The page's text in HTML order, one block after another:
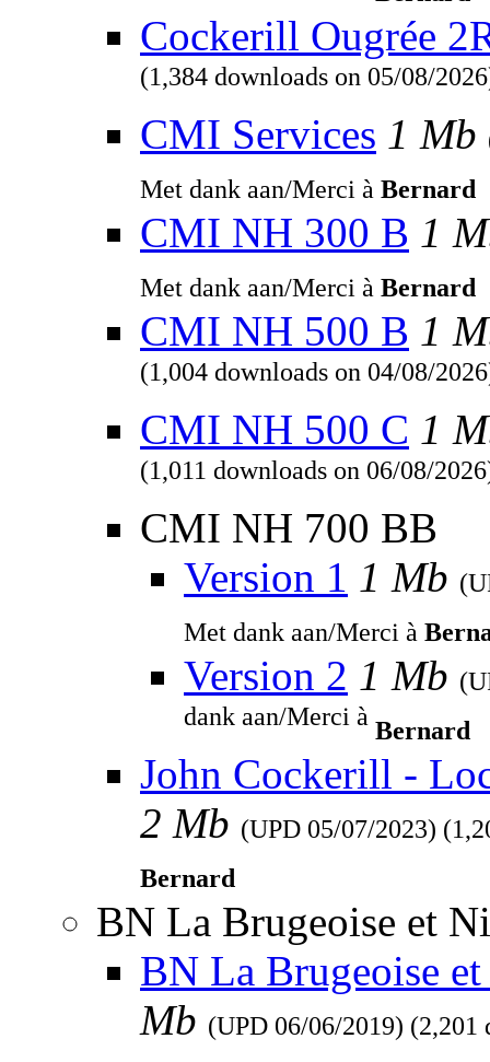
Cockerill Ougrée
(1,384 downloads on 05/08/
CMI Services 1 Mb
Met dank aan/Merci à Bernard
CMI NH 300 B 1
Met dank aan/Merci à Bernard
CMI NH 500 B 1
(1,004 downloads on 04/08/
CMI NH 500 C 1
(1,011 downloads on 06/08/
CMI NH 700 BB
Version 1 1 Mb
Met dank aan/Merci à
Version 2 1 Mb
dank aan/Merci à Bernard
John Cockerill -
2 Mb (UPD 05/07/2023)
Bernard
BN La Brugeoise et
BN La Brugeoise
Mb (UPD 06/06/2019) (2,201